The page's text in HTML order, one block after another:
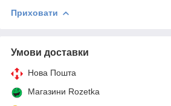
Приховати
Умови доставки
Нова Пошта
Магазини Rozetka